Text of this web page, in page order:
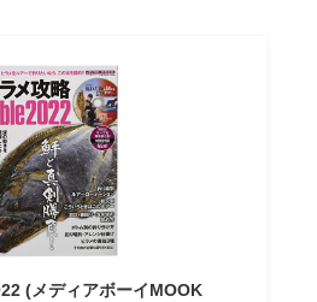
(メディアボーイMOOK